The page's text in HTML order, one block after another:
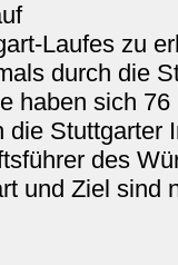
Laufes zu
durch die
haben sich
Stuttgarter
des
und Ziel sind